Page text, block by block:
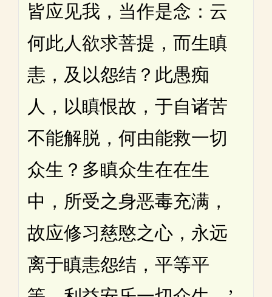
皆应见我，当作是念：云
何此人欲求菩提，而生瞋
恚，及以怨结？此愚痴
人，以瞋恨故，于自诸苦
不能解脱，何由能救一切
众生？多瞋众生在在生
中，所受之身恶毒充满，
故应修习慈愍之心，永远
离于瞋恚怨结，平等平